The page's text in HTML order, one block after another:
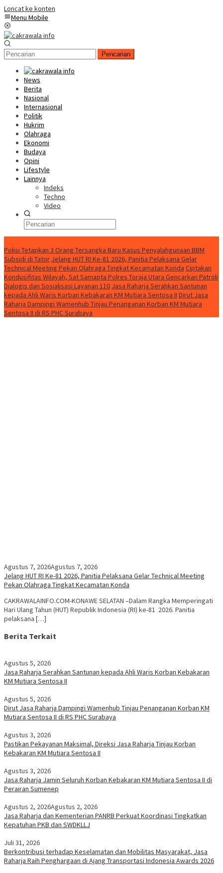
Loncat ke konten
Menu Mobile
Pencarian
News
Berita
Nasional
Internasional
Politik
Hukrim
Olahraga
Ekonomi
Budaya
Opini
Lifestyle
Lainnya
Indeks
Techno
Video
Polisi Tetapkan 3 Orang Tersangka Baru Kasus Penyalahgunaan BBM
Subsidi di Tator Jelang HUT RI Ke-81 2026, Panitia Pelaksana Gelar
Technical Meeting Pekan Olahraga Tingkat Kecamatan Konda Ciptakan
Kondusifitas Wilayah, Sat Samapta Polres Toraja Utara Gencarkan Patroli
Dialogis dan Sosialisasi Layanan 110 Jasa Raharja Serahkan Santunan
kepada Ahli Waris Korban Kebakaran KM Mutiara Sentosa II Dirut Jasa
Raharja Dampingi Wamenhub Tinjau Penanganan Korban KM Mutiara
Sentosa II di RS PHC Surabaya
Agustus 7, 2026Agustus 7, 2026
Jelang HUT RI Ke-81 2026, Panitia Pelaksana Gelar Technical Meeting
Pekan Olahraga Tingkat Kecamatan Konda
CAKRAWALAINFO.COM-KONAWE SELATAN –Dalam Rangka Memperingati
Hari Ulang Tahun (HUT) Republik Indonesia (RI) ke-81 2026. Panitia
pelaksana […]
Berita Terkait
Agustus 5, 2026
Jasa Raharja Serahkan Santunan kepada Ahli Waris Korban Kebakaran
KM Mutiara Sentosa II
Agustus 5, 2026
Dirut Jasa Raharja Dampingi Wamenhub Tinjau Penanganan Korban KM
Mutiara Sentosa II di RS PHC Surabaya
Agustus 3, 2026
Pastikan Pekayanan Maksimal, Direksi Jasa Raharja Tinjau Korban
Kebakaran KM Mutiara Sentosa II
Agustus 3, 2026
Jasa Raharja Jamin Seluruh Korban Kebakaran KM Mutiara Sentosa II di
Perairan Sumenep
Agustus 2, 2026Agustus 2, 2026
Jasa Raharja dan Kementerian PANRB Perkuat Koordinasi Tingkatkan
Kepatuhan PKB dan SWDKLLJ
Juli 31, 2026
Berkontribusi terhadap Keselamatan dan Mobilitas Masyarakat, Jasa
Raharja Raih Penghargaan di Ajang Transportasi Indonesia Awards 2026